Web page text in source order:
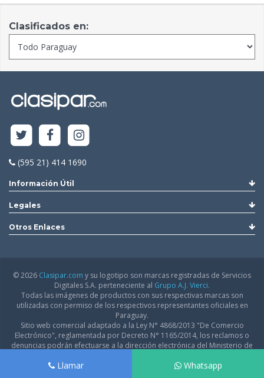
Llamar Whatsapp
Clasificados en:
(595 21) 414 1690
Información Útil
Legales
Otros Enlaces
© 2026 Clasipar.com y su logotipo son marcas registradas de Servicios
Digitales S.A. perteneciente al Grupo A.J. Vierci.
Todas las imágenes de productos con sus respectivas marcas son
utilizadas con permiso de los respectivos representantes oficiales en
Paraguay.
Sitio web comercial adaptado a la Ley N° 4868/2013 "De Comercio
Electrónico", reglamentada por Decreto N° 1165/2014, los reclamos o
denuncias podrán efectuarse a la dirección electrónica del Ministerio de